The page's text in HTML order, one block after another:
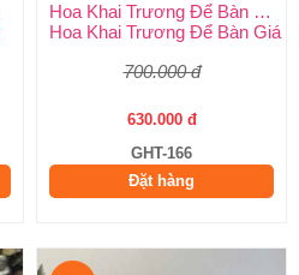
Hoa Khai Trương Để Bàn Giá Rẻ
Hoa Khai Trương Để Bàn Giá
700.000 đ
630.000 đ
GHT-166
Đặt hàng